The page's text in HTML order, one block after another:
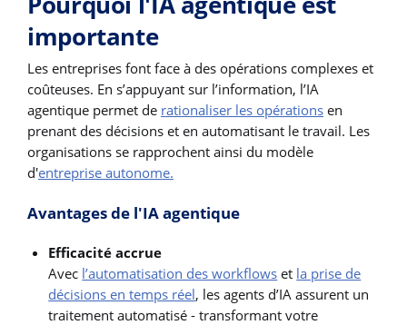
importante
Les entreprises font face à des opérations complexes et
coûteuses. En s’appuyant sur l’information, l’IA
agentique permet de rationaliser les opérations en
prenant des décisions et en automatisant le travail. Les
organisations se rapprochent ainsi du modèle
d'entreprise autonome.
Avantages de l'IA agentique
Efficacité accrue
Avec l’automatisation des workflows et la prise de
décisions en temps réel, les agents d’IA assurent un
traitement automatisé - transformant votre